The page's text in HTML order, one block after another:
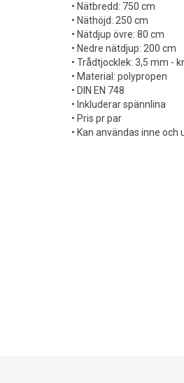
• Nätbredd: 750 cm
• Näthöjd: 250 cm
• Nätdjup övre: 80 cm
• Nedre nätdjup: 200 cm
• Trådtjocklek: 3,5 mm -
• Material: polypropen
• DIN EN 748
• Inkluderar spännlina
• Pris pr par
• Kan användas inne och